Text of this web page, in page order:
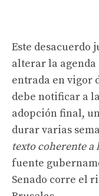
Este desacuerdo
alterar la
entrada en vigor
debe notificar a
adopción final,
durar varias
texto coherente a
fuente
Senado corre el